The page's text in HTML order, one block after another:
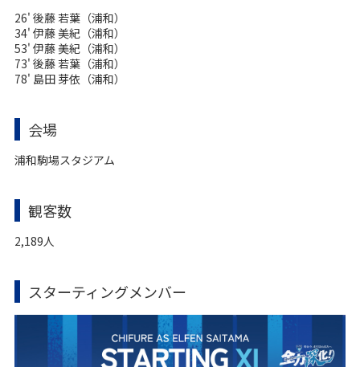
26' 後藤 若葉（浦和）
34' 伊藤 美紀（浦和）
53' 伊藤 美紀（浦和）
73' 後藤 若葉（浦和）
78' 島田 芽依（浦和）
会場
浦和駒場スタジアム
観客数
2,189人
スターティングメンバー